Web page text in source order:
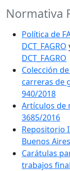
Normativa
Política de
DCT_FAGRO
DCT_FAGRO
Colección
carreras de
940/2018
Artículos de
3685/2016
Repositorio
Buenos
Carátulas
trabajos